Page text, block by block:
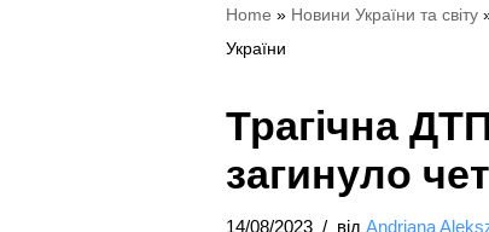
Home » Hовини України та світу
України
Трагічна
загинуло
14/08/2023 від Andriana